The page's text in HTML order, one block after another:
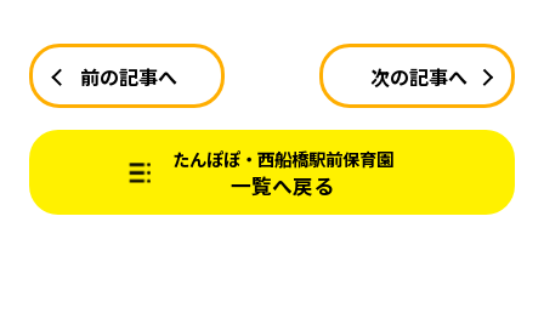
前の記事へ 次の記事へ
たんぽぽ・西船橋駅前保育園
一覧へ戻る